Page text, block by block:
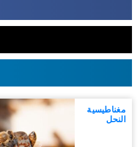
مغناطيسية
النحل